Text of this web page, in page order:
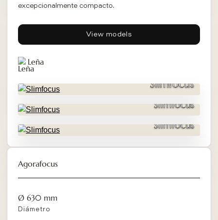
excepcionalmente compacto.
View models
Leña
Slimfocus
Slimfocus
Slimfocus
Agorafocus
Ø 630 mm
Diámetro